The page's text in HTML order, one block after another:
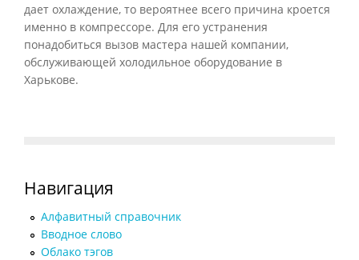
дает охлаждение, то вероятнее всего причина кроется
именно в компрессоре. Для его устранения
понадобиться вызов мастера нашей компании,
обслуживающей холодильное оборудование в
Харькове.
Навигация
Алфавитный справочник
Вводное слово
Облако тэгов